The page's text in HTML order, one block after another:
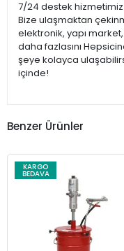
7/24 destek hizmetimiz
Bize ulaşmaktan
elektronik, yapı
daha fazlasını
şeye kolayca
içinde!
Benzer Ürünler
KARGO
BEDAVA